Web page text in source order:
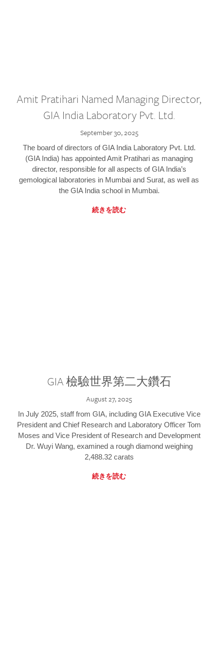
Amit Pratihari Named Managing Director,
GIA India Laboratory Pvt. Ltd.
September 30, 2025
The board of directors of GIA India Laboratory Pvt. Ltd.
(GIA India) has appointed Amit Pratihari as managing
director, responsible for all aspects of GIA India’s
gemological laboratories in Mumbai and Surat, as well as
the GIA India school in Mumbai.
続きを読む
GIA 檢驗世界第二大鑽石
August 27, 2025
In July 2025, staff from GIA, including GIA Executive Vice
President and Chief Research and Laboratory Officer Tom
Moses and Vice President of Research and Development
Dr. Wuyi Wang, examined a rough diamond weighing
2,488.32 carats
続きを読む